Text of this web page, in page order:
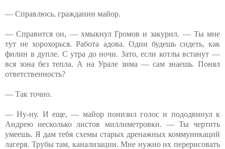
— Справлюсь, гражданин майор.
— Справится он, — хмыкнул Громов и закурил. — Ты мне
тут не хорохорься. Работа адова. Один будешь сидеть, как
филин в дупле. С утра до ночи. Зато, если котлы встанут —
вся зона без тепла. А на Урале зима — сам знаешь. Понял
ответственность?
— Так точно.
— Ну-ну. И еще, — майор понизил голос и пододвинул к
Андрею несколько листов миллиметровки. — Ты чертить
умеешь. Я дам тебя схемы старых дренажных коммуникаций
лагеря. Трубы там, канализации. Мне нужно их перерисовать